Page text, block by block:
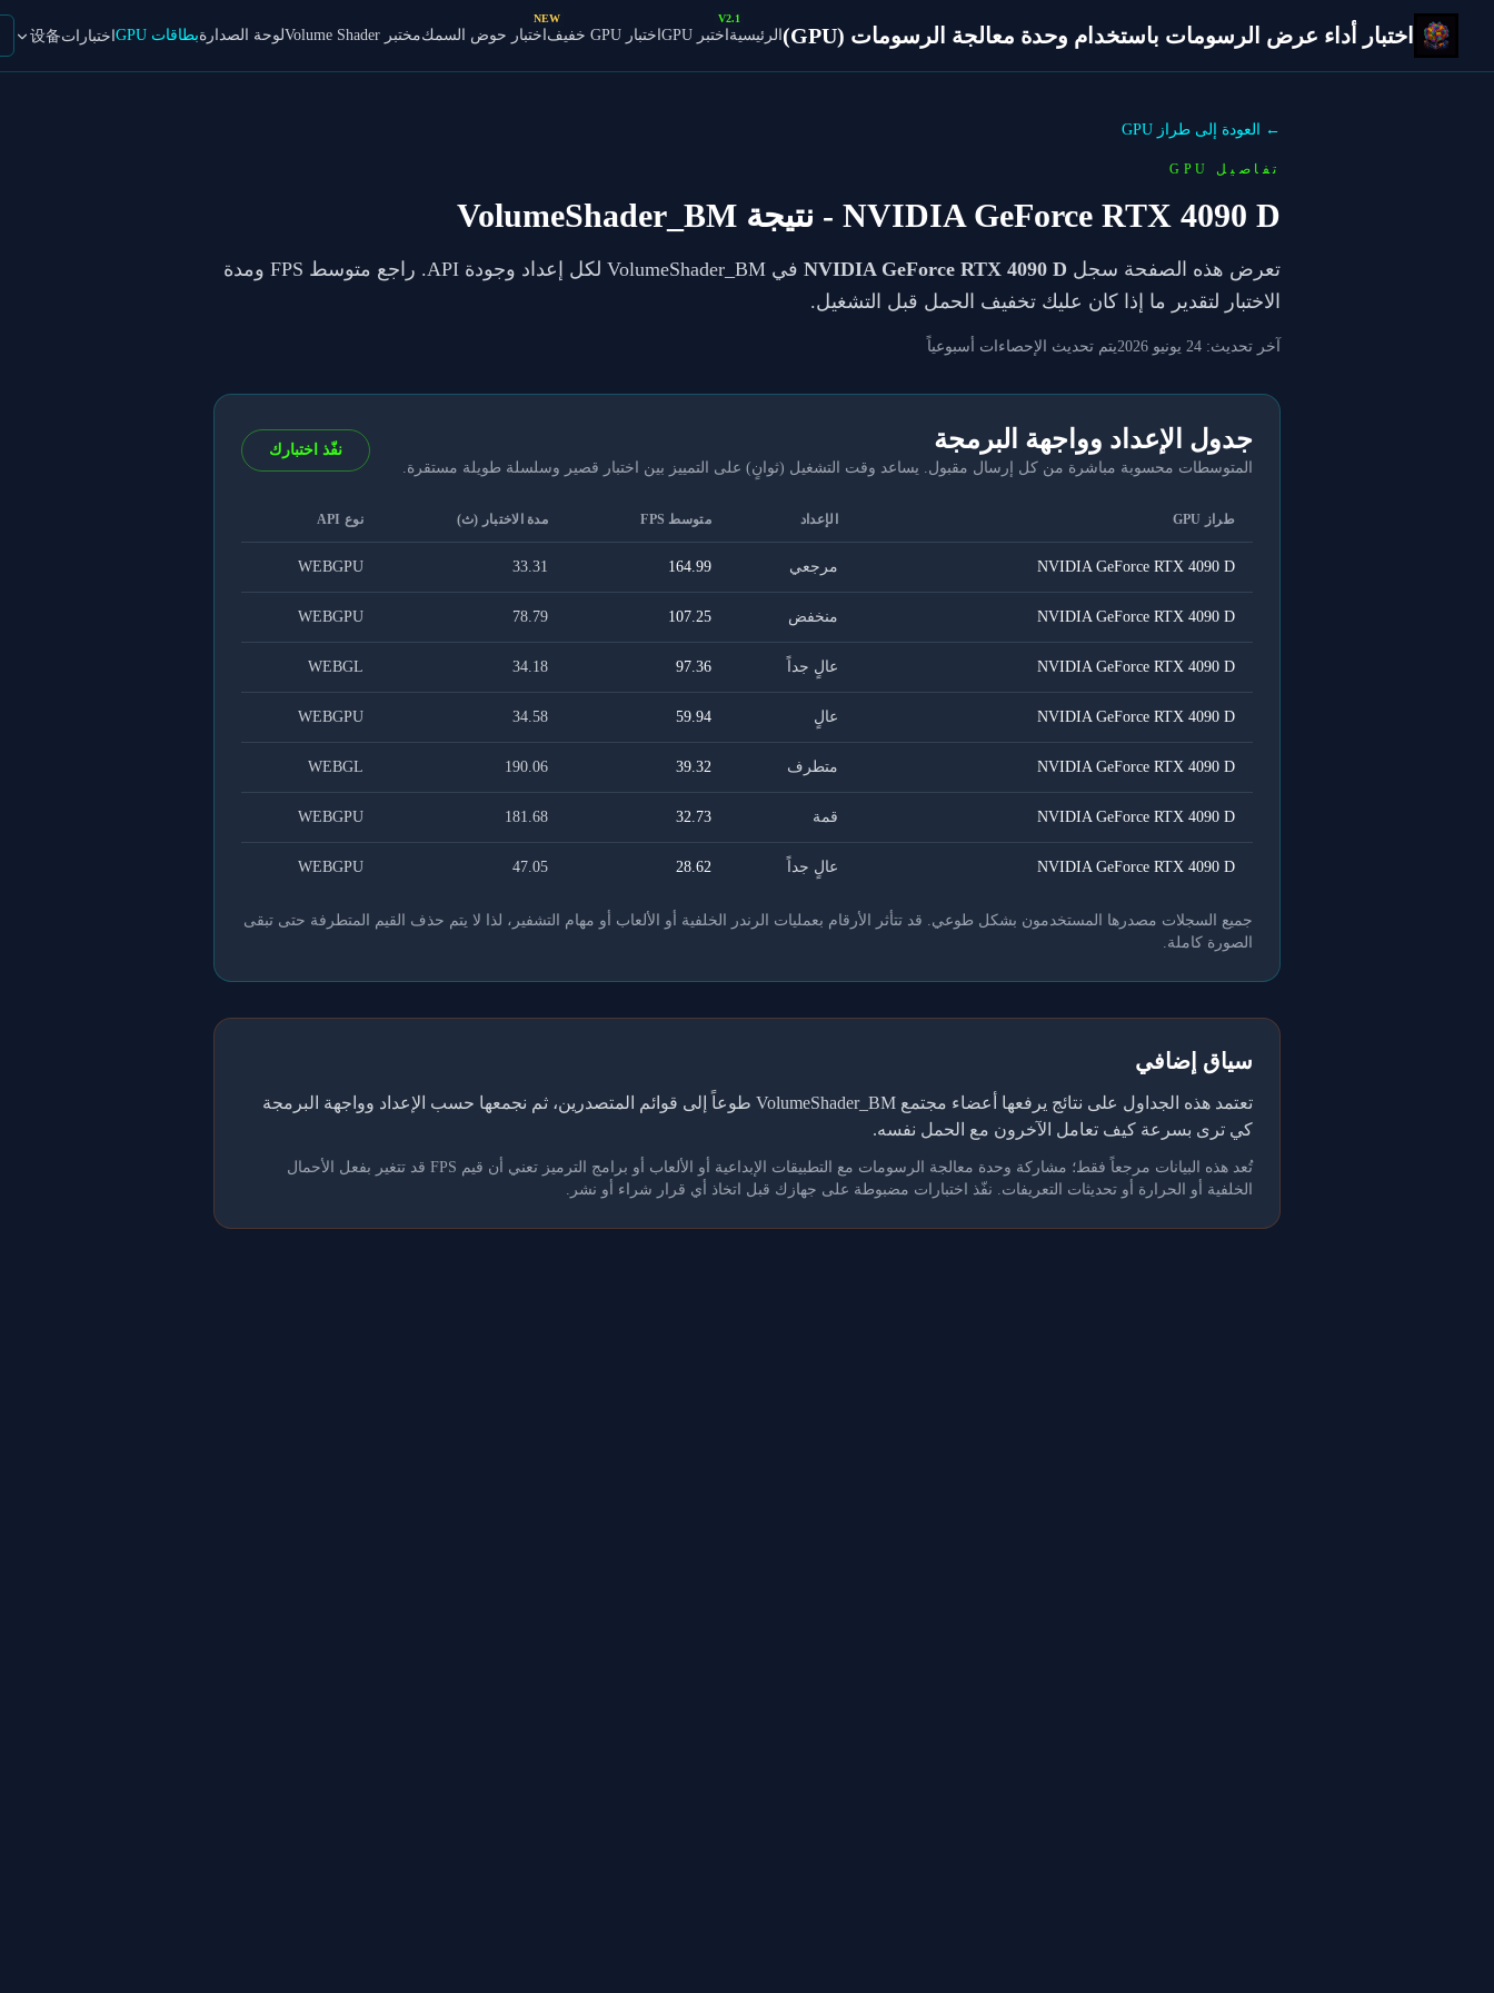
اختبار أداء عرض الرسومات باستخدام وحدة معالجة الرسومات (GPU) الرئيسية اختبر GPU
V2.1
اختبار GPU خفيف اختبار حوض السمك
NEW
مختبر Volume Shader لوحة الصدارةبطاقات GPU اختبارات设备
← العودة إلى طراز GPU
تفاصيل GPU
NVIDIA GeForce RTX 4090 D - نتيجة VolumeShader_BM
تعرض هذه الصفحة سجل NVIDIA GeForce RTX 4090 D
في VolumeShader_BM لكل إعداد وجودة API. راجع متوسط FPS ومدة
الاختبار لتقدير ما إذا كان عليك تخفيف الحمل قبل التشغيل.
آخر تحديث: 24 يونيو 2026 يتم تحديث الإحصاءات أسبوعياً
جدول الإعداد وواجهة البرمجة
المتوسطات محسوبة مباشرة من كل إرسال مقبول. يساعد وقت التشغيل (ثوانٍ) على التمييز بين اختبار قصير وسلسلة طويلة مستقرة.
نفّذ اختبارك
طراز GPU الإعداد متوسط FPS مدة الاختبار (ث) نوع API
NVIDIA GeForce RTX 4090 D مرجعي 164.99
33.31
WEBGPU
NVIDIA GeForce RTX 4090 D منخفض 107.25
78.79
WEBGPU
NVIDIA GeForce RTX 4090 D عالٍ جداً 97.36
34.18
WEBGL
NVIDIA GeForce RTX 4090 D عالٍ 59.94
34.58
WEBGPU
NVIDIA GeForce RTX 4090 D متطرف 39.32
190.06
WEBGL
NVIDIA GeForce RTX 4090 D قمة 32.73
181.68
WEBGPU
NVIDIA GeForce RTX 4090 D عالٍ جداً 28.62
47.05
WEBGPU
جميع السجلات مصدرها المستخدمون بشكل طوعي. قد تتأثر الأرقام بعمليات الرندر الخلفية أو الألعاب أو مهام التشفير، لذا لا يتم حذف القيم المتطرفة حتى تبقى
الصورة كاملة.
سياق إضافي
تعتمد هذه الجداول على نتائج يرفعها أعضاء مجتمع VolumeShader_BM طوعاً إلى قوائم المتصدرين، ثم نجمعها حسب الإعداد وواجهة البرمجة
كي ترى بسرعة كيف تعامل الآخرون مع الحمل نفسه.
تُعد هذه البيانات مرجعاً فقط؛ مشاركة وحدة معالجة الرسومات مع التطبيقات الإبداعية أو الألعاب أو برامج الترميز تعني أن قيم FPS قد تتغير بفعل الأحمال
الخلفية أو الحرارة أو تحديثات التعريفات. نفّذ اختبارات مضبوطة على جهازك قبل اتخاذ أي قرار شراء أو نشر.